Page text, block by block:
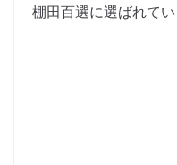
棚田百選に選ばれてい